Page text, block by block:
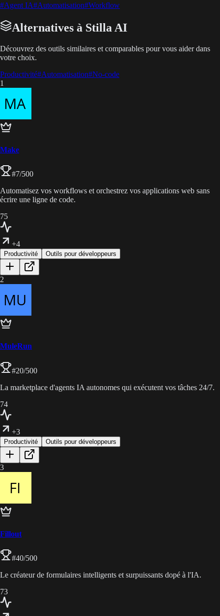
#Agent IA#Automatisation#Workflow
Alternatives à Stilla AI
Découvrez des outils similaires et comparables pour vous aider dans
votre choix.
Productivité#Automatisation#No-code
1
Make
#7/500
Automatisez vos workflows et orchestrez vos applications web sans
écrire une ligne de code.
75
+4
Productivité Outils pour développeurs
2
MuleRun
#20/500
La marketplace d'agents IA autonomes qui exécutent vos tâches 24/7.
74
+3
Productivité Outils pour développeurs
3
Fillout
#40/500
Le créateur de formulaires intelligents et surpuissants dopé à l'IA.
73